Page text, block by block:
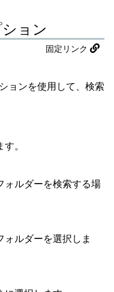
ョン
固定リンク
ョンを使用して、検索
。
ォルダーを検索する場
ルダーを選択しま